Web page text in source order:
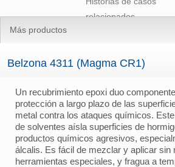
relacionados
Más productos
Belzona 4311 (Magma CR1)
Un recubrimiento epoxi duo
protección a largo plazo de las
metal contra los ataques químicos.
de solventes aísla superficies de
productos químicos agresivos,
álcalis. Es fácil de mezclar y aplicar sin
herramientas especiales, y fragua a